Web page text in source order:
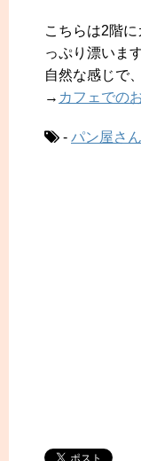
こちらは2階
っぷり漂います
自然な感じで
→ カフェでの
- パン屋さ